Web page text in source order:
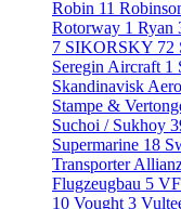
Robin 11
Rotorway 1 Ryan
7 SIKORSKY 72
Seregin Aircraft 1
Skandinavisk
Stampe &
Suchoi / Sukhoy
Supermarine 18
Transporter
Flugzeugbau 5
10 Vought 3